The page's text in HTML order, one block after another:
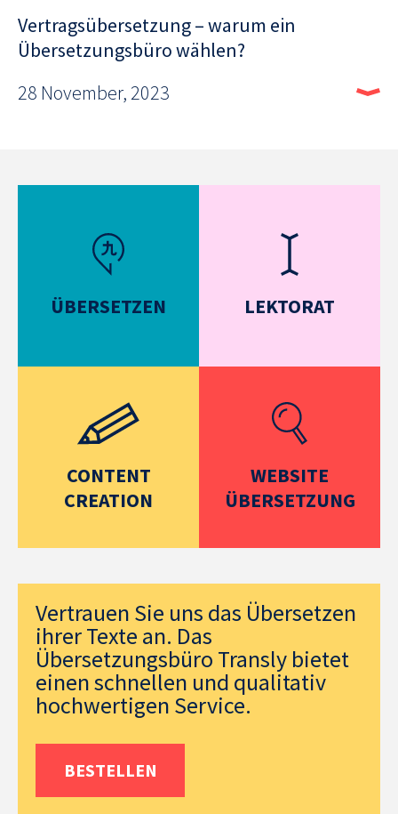
Vertragsübersetzung – warum ein
Übersetzungsbüro wählen?
28 November, 2023
ÜBERSETZEN LEKTORAT
CONTENT
CREATION
WEBSITE
ÜBERSETZUNG
Vertrauen Sie uns das Übersetzen
ihrer Texte an. Das
Übersetzungsbüro Transly bietet
einen schnellen und qualitativ
hochwertigen Service.
BESTELLEN